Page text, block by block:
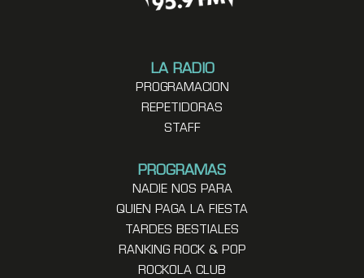
LA RADIO
PROGRAMACION
REPETIDORAS
STAFF
PROGRAMAS
NADIE NOS PARA
QUIEN PAGA LA FIESTA
TARDES BESTIALES
RANKING ROCK & POP
ROCKOLA CLUB